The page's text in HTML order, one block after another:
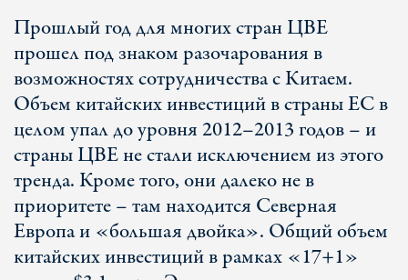
Прошлый год для многих стран ЦВЕ
прошел под знаком разочарования в
возможностях сотрудничества с Китаем.
Объем китайских инвестиций в страны ЕС в
целом упал до уровня 2012–2013 годов – и
страны ЦВЕ не стали исключением из этого
тренда. Кроме того, они далеко не в
приоритете – там находится Северная
Европа и «большая двойка». Общий объем
китайских инвестиций в рамках «17+1»